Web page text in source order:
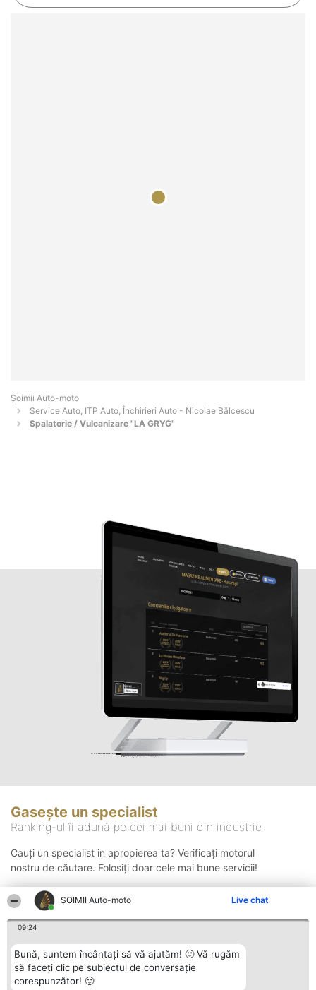
ȘOIMII Auto-moto Live chat
09:24
Bună, suntem încântați să vă ajutăm! 🙂 Vă rugăm
să faceți clic pe subiectul de conversație
corespunzător! 🙂
Șoimii Auto-moto
Service Auto, ITP Auto, Închirieri Auto - Nicolae Bălcescu
Spalatorie / Vulcanizare "LA GRYG"
Gasește un specialist
Ranking-ul îi adună pe cei mai buni din industrie
Cauți un specialist in apropierea ta? Verificați motorul
nostru de căutare. Folosiți doar cele mai bune servicii!